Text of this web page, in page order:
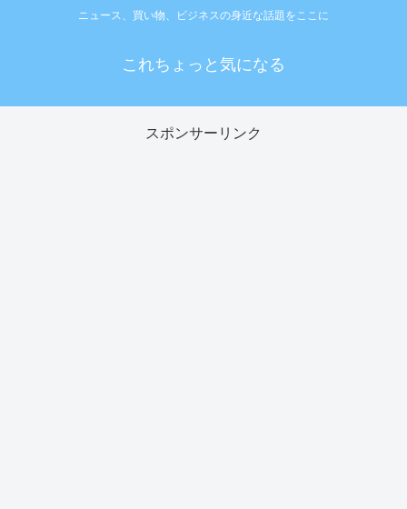
ニュース、買い物、ビジネスの身近な話題をここに
これちょっと気になる
スポンサーリンク